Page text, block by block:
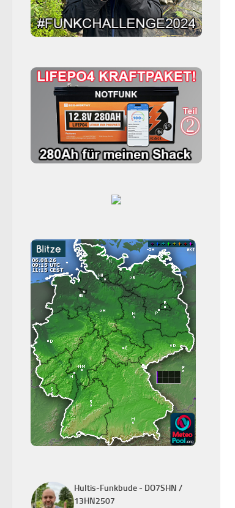
Hultis-Funkbude - DO7SHN /
13HN2507